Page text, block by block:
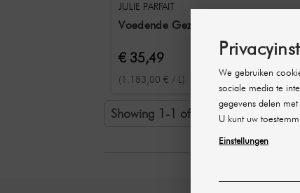
JULIE PARFAIT
Voedende Gezichtsolie met Anti-
€ 35,49
(1.183,00 € / L)
Showing 1-1 of 1 item(s)
We gebruiken
sociale media te
gegevens delen
U kunt uw
Einstellungen